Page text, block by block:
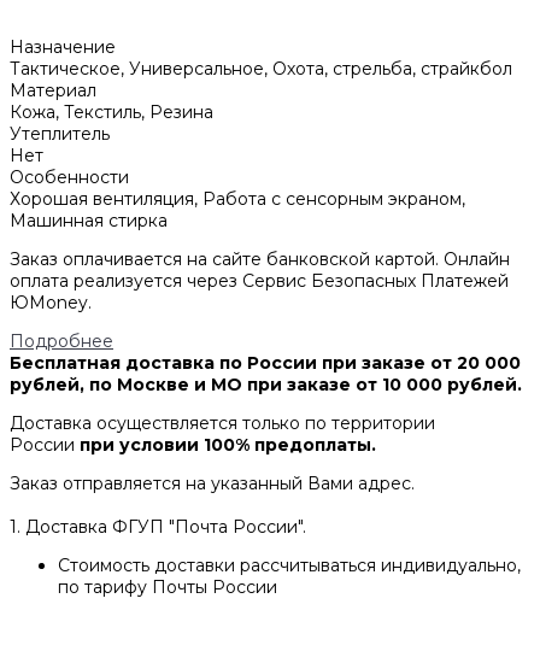
Назначение
Тактическое, Универсальное, Охота, стрельба, страйкбол
Материал
Кожа, Текстиль, Резина
Утеплитель
Нет
Особенности
Хорошая вентиляция, Работа с сенсорным экраном,
Машинная стирка
Заказ оплачивается на сайте банковской картой. Онлайн
оплата реализуется через Сервис Безопасных Платежей
ЮMoney.
Подробнее
Бесплатная доставка по России при заказе от 20 000
рублей, по Москве и МО при заказе от 10 000 рублей.
Доставка осуществляется только по территории
России при условии 100% предоплаты.
Заказ отправляется на указанный Вами адрес.
1. Доставка ФГУП "Почта России".
Стоимость доставки рассчитываться индивидуально,
по тарифу Почты России